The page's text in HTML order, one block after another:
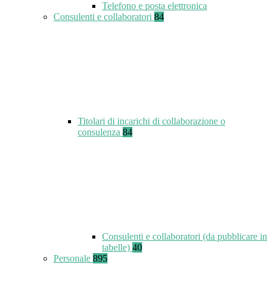
Telefono e posta elettronica
Consulenti e collaboratori 84
Titolari di incarichi di collaborazione o
consulenza 84
Consulenti e collaboratori (da pubblicare in
tabelle) 40
Personale 895